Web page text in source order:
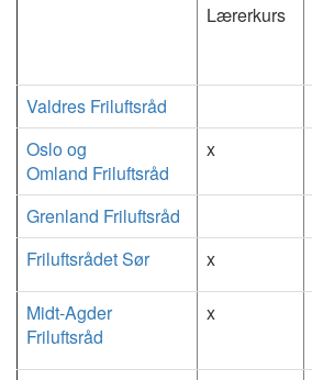
Lærerkurs
Valdres Friluftsråd
Oslo og
Omland Friluftsråd
x
Grenland Friluftsråd
Friluftsrådet Sør
x
Midt-Agder
Friluftsråd
x